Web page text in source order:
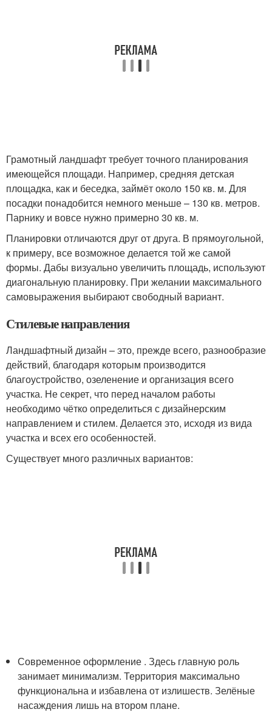
Грамотный ландшафт требует точного планирования
имеющейся площади. Например, средняя детская
площадка, как и беседка, займёт около 150 кв. м. Для
посадки понадобится немного меньше – 130 кв. метров.
Парнику и вовсе нужно примерно 30 кв. м.
Планировки отличаются друг от друга. В прямоугольной,
к примеру, все возможное делается той же самой
формы. Дабы визуально увеличить площадь, используют
диагональную планировку. При желании максимального
самовыражения выбирают свободный вариант.
Стилевые направления
Ландшафтный дизайн – это, прежде всего, разнообразие
действий, благодаря которым производится
благоустройство, озеленение и организация всего
участка. Не секрет, что перед началом работы
необходимо чётко определиться с дизайнерским
направлением и стилем. Делается это, исходя из вида
участка и всех его особенностей.
Существует много различных вариантов:
Современное оформление . Здесь главную роль
занимает минимализм. Территория максимально
функциональна и избавлена от излишеств. Зелёные
насаждения лишь на втором плане.